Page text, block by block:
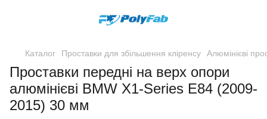
Каталог Проставки для збільшення кліренсу Алюмінієві
Проставки передні на верх опори
алюмінієві BMW X1-Series E84 (2009-
2015) 30 мм